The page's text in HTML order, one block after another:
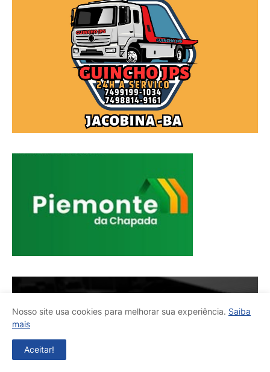
Nosso site usa cookies para melhorar sua experiência. Saiba
mais
Aceitar!